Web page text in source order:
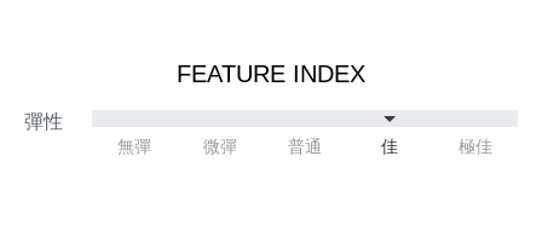
FEATURE INDEX
無彈 微彈 普通 佳 極佳